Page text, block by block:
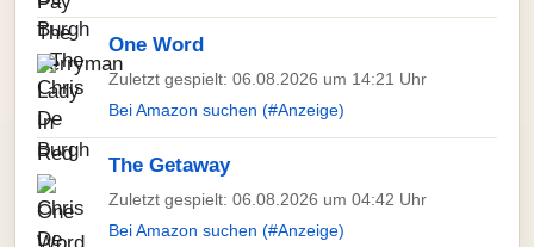
One Word
Zuletzt gespielt: 06.08.2026 um 14:21 Uhr
Bei Amazon suchen (#Anzeige)
The Getaway
Zuletzt gespielt: 06.08.2026 um 04:42 Uhr
Bei Amazon suchen (#Anzeige)